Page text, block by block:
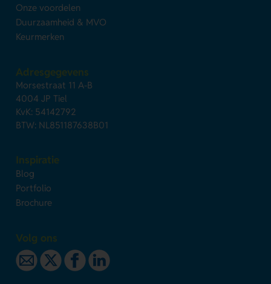
Onze voordelen
Duurzaamheid & MVO
Keurmerken
Adresgegevens
Morsestraat 11 A-B
4004 JP Tiel
KvK: 54142792
BTW: NL851187638B01
Inspiratie
Blog
Portfolio
Brochure
Volg ons